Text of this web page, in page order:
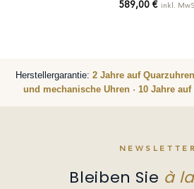
589,00 € inkl.
Herstellergarantie: 2 Jahre auf Quarzuhren
und mechanische Uhren · 10 Jahre
NEWSLETTER
Bleiben Sie à